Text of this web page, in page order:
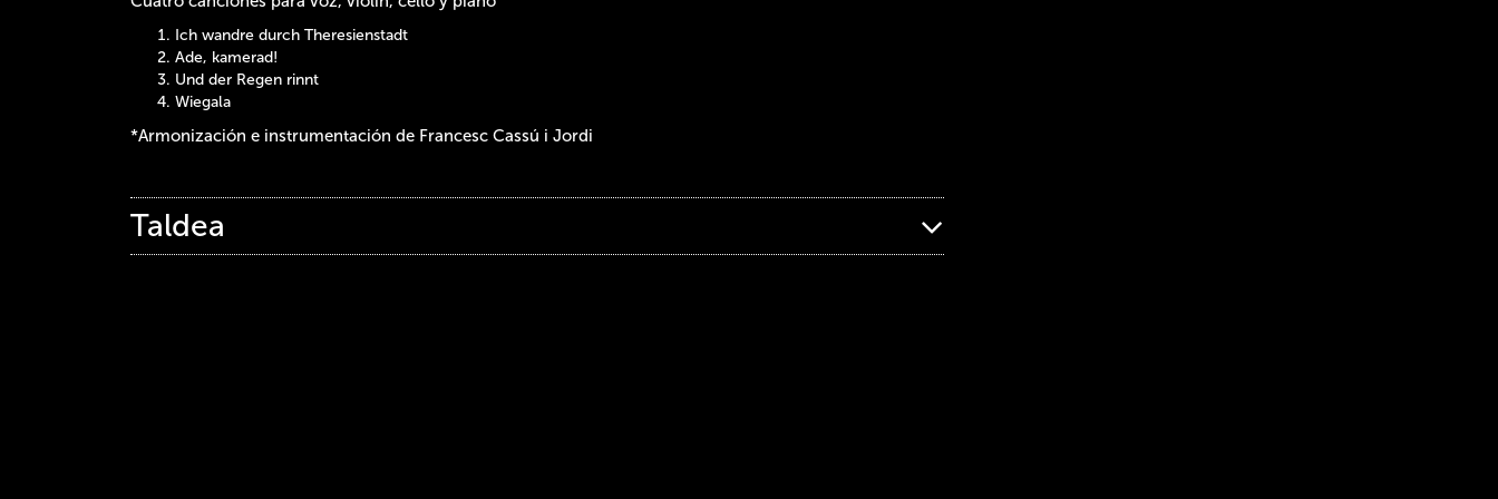
Ich wandre durch Theresienstadt
Ade, kamerad!
Und der Regen rinnt
Wiegala
*Armonización e instrumentación de Francesc Cassú i Jordi
Taldea